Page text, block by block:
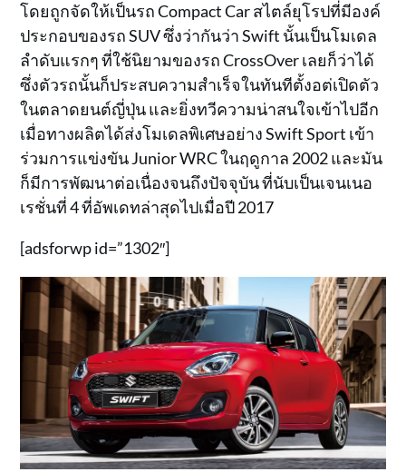
โดยถูกจัดให้เป็นรถ Compact Car สไตล์ยุโรปที่มีองค์
ประกอบของรถ SUV ซึ่งว่ากันว่า Swift นั้นเป็นโมเดล
ลำดับแรกๆ ที่ใช้นิยามของรถ CrossOver เลยก็ว่าได้
ซึ่งตัวรถนั้นก็ประสบความสำเร็จในทันทีตั้งอต่เปิดตัว
ในตลาดยนต์ญี่ปุ่น และยิ่งทวีความน่าสนใจเข้าไปอีก
เมื่อทางผลิตได้ส่งโมเดลพิเศษอย่าง Swift Sport เข้า
ร่วมการแข่งขัน Junior WRC ในฤดูกาล 2002 และมัน
ก็มีการพัฒนาต่อเนื่องจนถึงปัจจุบัน ที่นับเป็นเจนเนอ
เรชั่นที่ 4 ที่อัพเดทล่าสุดไปเมื่อปี 2017
[adsforwp id=”1302″]